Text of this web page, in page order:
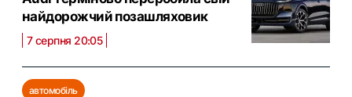
найдорожчий позашляховик
7 серпня 20:05
автомобіль